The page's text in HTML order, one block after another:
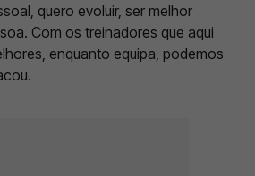
quero evoluir, ser melhor
Com os treinadores que aqui
enquanto equipa, podemos